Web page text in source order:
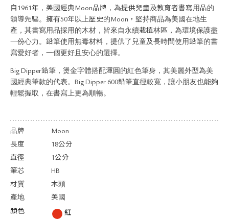
自1961年，美國經典Moon品牌，為提供兒童及教育者書寫用品的
領導先驅。擁有50年以上歷史的Moon，堅持商品為美國在地生
產，其書寫用品採用的木材，皆來自永續栽植林區，為環境保護盡
一份心力。鉛筆使用無毒材料，提供了兒童及長時間使用鉛筆的書
寫愛好者，一個更好且安心的選擇。
Big Dipper鉛筆，燙金字體搭配渾圓的紅色筆身，其美麗外型為美
國經典筆款的代表。Big Dipper 600鉛筆直徑較寬，讓小朋友也能夠
輕鬆握取，在書寫上更為順暢。
品牌
Moon
長度
18公分
直徑
1公分
筆芯
HB
材質
木頭
產地
美國
顏色
紅
常見問題
隱私政策
網站地圖